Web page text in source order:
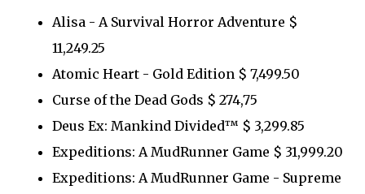
Alisa - A Survival Horror Adventure $
11,249.25
Atomic Heart - Gold Edition $ 7,499.50
Curse of the Dead Gods $ 274,75
Deus Ex: Mankind Divided™ $ 3,299.85
Expeditions: A MudRunner Game $ 31,999.20
Expeditions: A MudRunner Game - Supreme